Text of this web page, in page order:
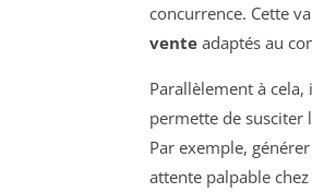
concurrence. Cette
vente adaptés au
Parallèlement à
permette de susciter
Par exemple,
attente palpable